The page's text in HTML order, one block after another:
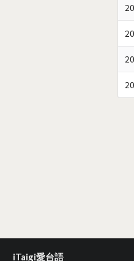
iTaigi愛台語